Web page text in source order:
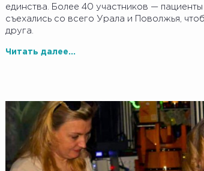
единства. Более 40 участников —
съехались со всего Урала и Поволжья,
друга.
Читать далее...